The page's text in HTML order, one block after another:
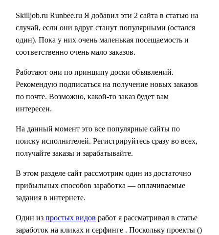
Skilljob.ru Runbee.ru Я добавил эти 2 сайта в статью на
случай, если они вдруг станут популярными (остался
один). Пока у них очень маленькая посещаемость и
соответственно очень мало заказов.
Работают они по принципу доски объявлений.
Рекомендую подписаться на получение новых заказов
по почте. Возможно, какой-то заказ будет вам
интересен.
На данный момент это все популярные сайты по
поиску исполнителей. Регистрируйтесь сразу во всех,
получайте заказы и зарабатывайте.
В этом разделе сайт рассмотрим один из достаточно
прибыльных способов заработка — оплачиваемые
задания в интернете.
Один из простых видов работ я рассматривал в статье
заработок на кликах и серфинге . Поскольку проекты ()